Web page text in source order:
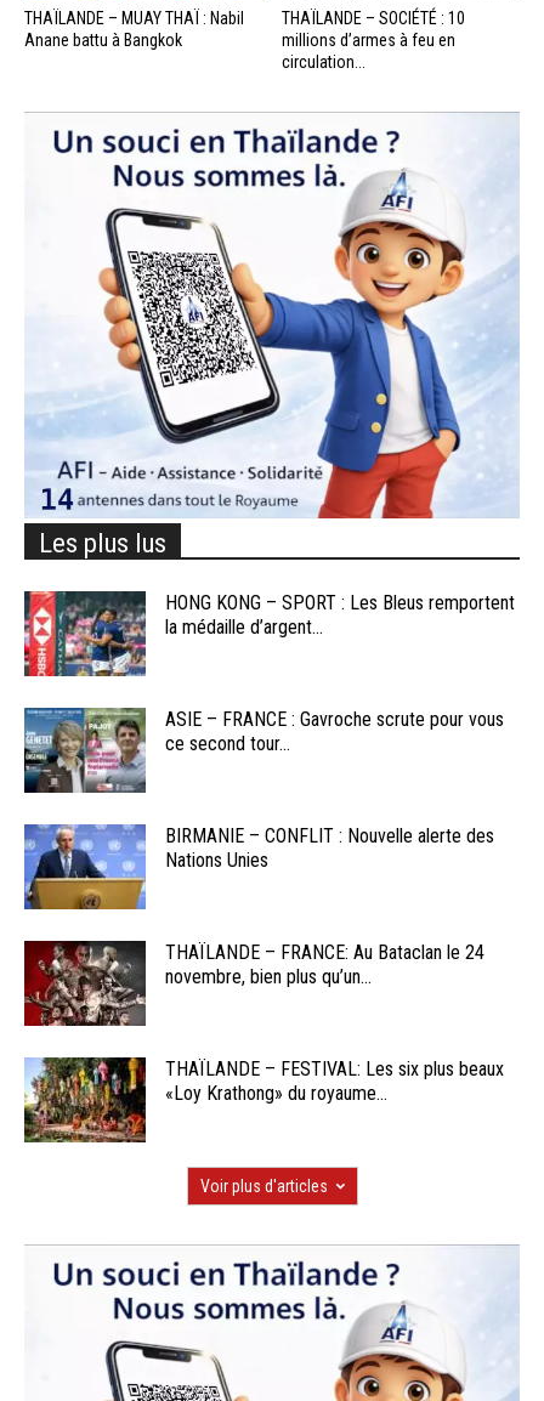
THAÏLANDE – MUAY THAÏ : Nabil
Anane battu à Bangkok
THAÏLANDE – SOCIÉTÉ : 10
millions d’armes à feu en
circulation...
Les plus lus
HONG KONG – SPORT : Les Bleus remportent
la médaille d’argent...
ASIE – FRANCE : Gavroche scrute pour vous
ce second tour...
BIRMANIE – CONFLIT : Nouvelle alerte des
Nations Unies
THAÏLANDE – FRANCE: Au Bataclan le 24
novembre, bien plus qu’un...
THAÏLANDE – FESTIVAL: Les six plus beaux
«Loy Krathong» du royaume...
Voir plus d'articles